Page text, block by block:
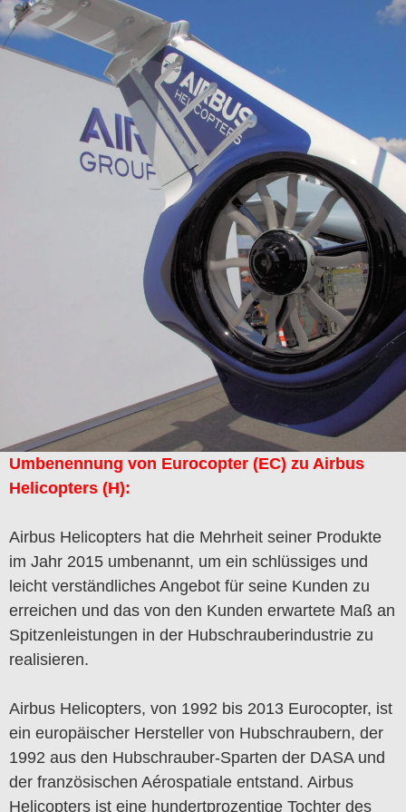
Umbenennung von Eurocopter (EC) zu Airbus
Helicopters (H):
Airbus Helicopters hat die Mehrheit seiner Produkte
im Jahr 2015 umbenannt, um ein schlüssiges und
leicht verständliches Angebot für seine Kunden zu
erreichen und das von den Kunden erwartete Maß an
Spitzenleistungen in der Hubschrauberindustrie zu
realisieren.
Airbus Helicopters, von 1992 bis 2013 Eurocopter, ist
ein europäischer Hersteller von Hubschraubern, der
1992 aus den Hubschrauber-Sparten der DASA und
der französischen Aérospatiale entstand. Airbus
Helicopters ist eine hundertprozentige Tochter des